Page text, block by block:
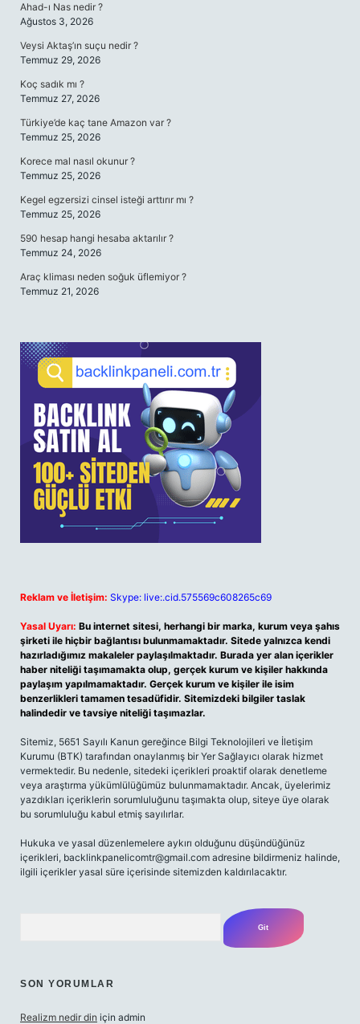
Ahad-ı Nas nedir ?
Ağustos 3, 2026
Veysi Aktaş’ın suçu nedir ?
Temmuz 29, 2026
Koç sadık mı ?
Temmuz 27, 2026
Türkiye’de kaç tane Amazon var ?
Temmuz 25, 2026
Korece mal nasıl okunur ?
Temmuz 25, 2026
Kegel egzersizi cinsel isteği arttırır mı ?
Temmuz 25, 2026
590 hesap hangi hesaba aktarılır ?
Temmuz 24, 2026
Araç kliması neden soğuk üflemiyor ?
Temmuz 21, 2026
Reklam ve İletişim: Skype: live:.cid.575569c608265c69
Yasal Uyarı: Bu internet sitesi, herhangi bir marka, kurum veya şahıs
şirketi ile hiçbir bağlantısı bulunmamaktadır. Sitede yalnızca kendi
hazırladığımız makaleler paylaşılmaktadır. Burada yer alan içerikler
haber niteliği taşımamakta olup, gerçek kurum ve kişiler hakkında
paylaşım yapılmamaktadır. Gerçek kurum ve kişiler ile isim
benzerlikleri tamamen tesadüfidir. Sitemizdeki bilgiler taslak
halindedir ve tavsiye niteliği taşımazlar.
Sitemiz, 5651 Sayılı Kanun gereğince Bilgi Teknolojileri ve İletişim
Kurumu (BTK) tarafından onaylanmış bir Yer Sağlayıcı olarak hizmet
vermektedir. Bu nedenle, sitedeki içerikleri proaktif olarak denetleme
veya araştırma yükümlülüğümüz bulunmamaktadır. Ancak, üyelerimiz
yazdıkları içeriklerin sorumluluğunu taşımakta olup, siteye üye olarak
bu sorumluluğu kabul etmiş sayılırlar.
Hukuka ve yasal düzenlemelere aykırı olduğunu düşündüğünüz
içerikleri, backlinkpanelicomtr@gmail.com adresine bildirmeniz halinde,
ilgili içerikler yasal süre içerisinde sitemizden kaldırılacaktır.
SON YORUMLAR
Realizm nedir din için admin